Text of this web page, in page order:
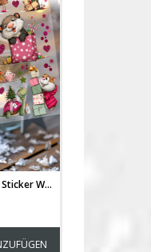
Rub ons RubOn Rubons Sticker Weihnachten Weihnachtssticker Weihnachtsmotive Weihnachts Figuren Männer Wichtel Weihnachtswichtel Lebkuchenfiguren DIN lang rb45